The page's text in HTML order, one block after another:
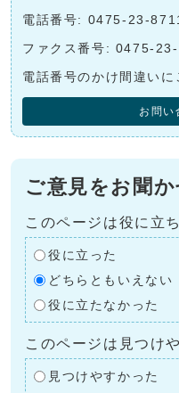
電話番号: 0475-23-
ファクス番号: 0475-
電話番号のかけ間違いに
お問い
ご意見をお聞
このページは役に立
役に立った
どちらともいえない
役に立たなかった
このページは見つけ
見つけやすかった